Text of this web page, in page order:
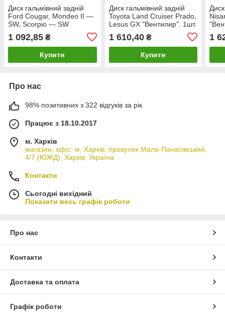
Диск гальмівний задній
Ford Cougar, Mondeo II —
SW, Scorpio — SW
5026786
1 092,85 ₴
Купити
Диск гальмівний задній
Toyota Land Cruiser Prado,
Lesus GX "Вентилир". 1шт.
1 610,40₴
Купити
1
Про нас
98% позитивних з 322 відгуків за рік
Працює з 18.10.2017
м. Харків
магазин, офіс: м. Харків, провулок Мало-Панасівський,
4/7 (ЮЖД), Харків, Україна
Контакти
Сьогодні вихідний
Показати весь графік роботи
Про нас
Контакти
Доставка та оплата
Графік роботи